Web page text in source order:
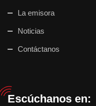
La emisora
Noticias
Contáctanos
Escúchanos en: